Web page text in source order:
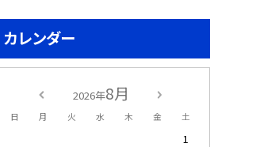
カレンダー
2026年8月
日 月 火 水 木 金 土
1